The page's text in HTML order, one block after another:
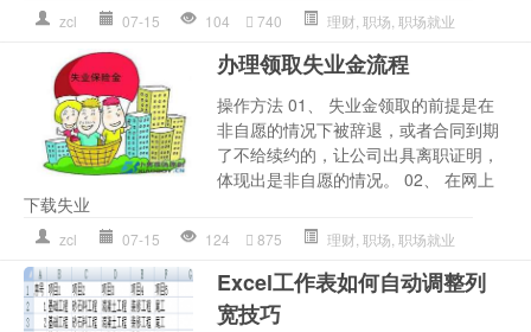
zcl 07-15 104 740 理财, 职场, 职场就业
办理领取失业金流程
操作方法 01、 失业金领取的前提是在
非自愿的情况下被辞退，或者合同到期
了不给续约的，让公司出具离职证明，
体现出是非自愿的情况。 02、 在网上
下载失业
zcl 07-15 124 875 理财, 职场, 职场就业
Excel工作表如何自动调整列
宽技巧